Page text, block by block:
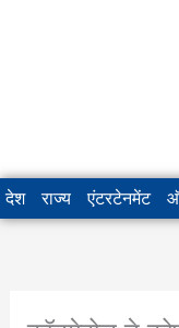
देश राज्य एंटरटेनमेंट